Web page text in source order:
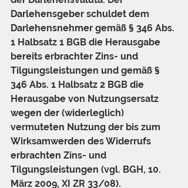
Darlehensgeber schuldet dem
Darlehensnehmer gemäß § 346 Abs.
1 Halbsatz 1 BGB die Herausgabe
bereits erbrachter Zins- und
Tilgungsleistungen und gemäß §
346 Abs. 1 Halbsatz 2 BGB die
Herausgabe von Nutzungsersatz
wegen der (widerleglich)
vermuteten Nutzung der bis zum
Wirksamwerden des Widerrufs
erbrachten Zins- und
Tilgungsleistungen (vgl. BGH, 10.
März 2009, XI ZR 33/08).